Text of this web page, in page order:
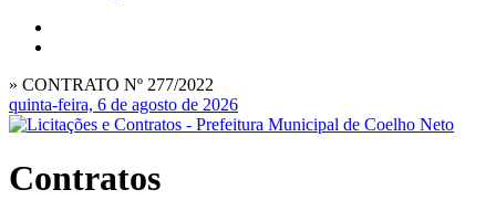
» CONTRATO Nº 277/2022
quinta-feira, 6 de agosto de 2026
Contratos